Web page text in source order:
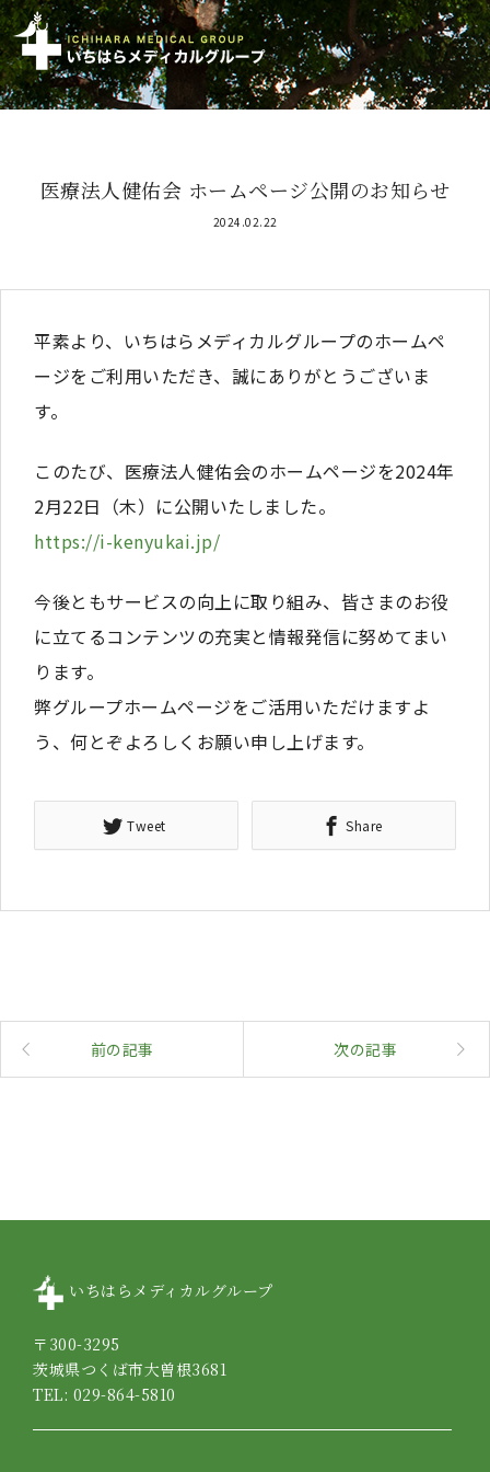
医療法人健佑会 ホームページ公開のお知らせ
2024.02.22
平素より、いちはらメディカルグループのホームペ
ージをご利用いただき、誠にありがとうございま
す。
このたび、医療法人健佑会のホームページを2024年
2月22日（木）に公開いたしました。
https://i-kenyukai.jp/
今後ともサービスの向上に取り組み、皆さまのお役
に立てるコンテンツの充実と情報発信に努めてまい
ります。
弊グループホームページをご活用いただけますよ
う、何とぞよろしくお願い申し上げます。
Tweet Share
前の記事 次の記事
いちはらメディカルグループ
〒300-3295
茨城県つくば市大曽根3681
TEL: 029-864-5810